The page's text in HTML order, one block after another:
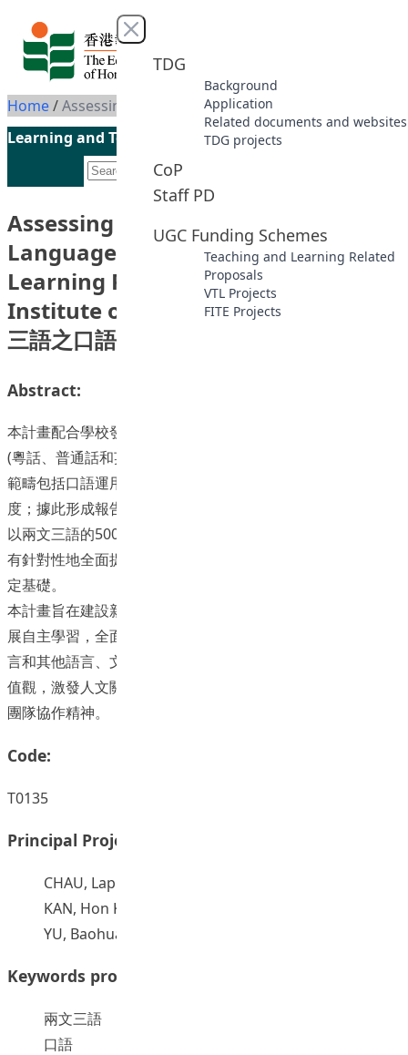
Skip to content
Close menu
TDG
Background
Application
Related documents and websites
TDG projects
CoP
Staff PD
UGC Funding Schemes
Teaching and Learning Related
Proposals
VTL Projects
FITE Projects
Home/Assessing Trilingual Speaking Language Ability and Constructing Learning Resources at Hong Kong Institute of Education 本校學生兩文三語之口語能力評估及學習資源建設計畫
Learning and Teaching Initiatives funded by the UGC
Assessing Trilingual Speaking
Language Ability and Constructing
Learning Resources at Hong Kong
Institute of Education 本校學生兩文
三語之口語能力評估及學習資源建設計畫
Abstract:
本計畫配合學校發展目標，評估不同語言背景在校生兩文三語
(粵話、普通話和英話 ) 之口語的即時傳意能力，認定層級、
範疇包括口語運用的有效程度、規範程度、熟練程度和自然程
度；據此形成報告，為學校語言發展調適提供參考依據；同時
以兩文三語的500個口語句為基礎，初步建設學習資源樣板，
有針對性地全面提升學生兩交三語能力，為日後旳全面推廣奠
定基礎。
本計畫旨在建設新型學習資源，引導學習者善用資訊科技，發
展自主學習，全面有效提升兩文三語能力。同時藉由對族群語
言和其他語言、文化的體認，擴展國際視野，發展多元文化價
值觀，激發人文關懷，引導創新思維，培養跨文化溝通能力和
團隊協作精神。
Code:
T0135
Principal Project Supervisors:
CHAU, Lap
KAN, Hon Kin
YU, Baohua
Keywords provided by authors:
兩文三語
口語